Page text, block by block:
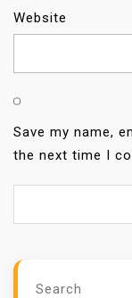
Website
Save my name,
the next time I
Search